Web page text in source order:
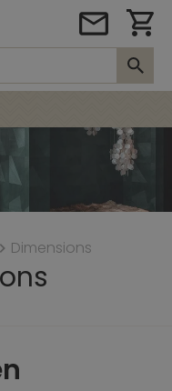
Dimensions